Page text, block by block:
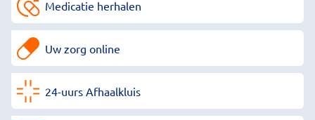
Medicatie herhalen
Uw zorg online
24-uurs Afhaalkluis